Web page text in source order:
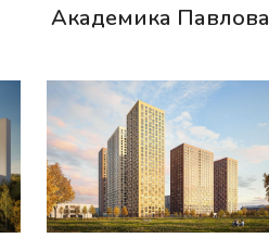
Академика Павлова